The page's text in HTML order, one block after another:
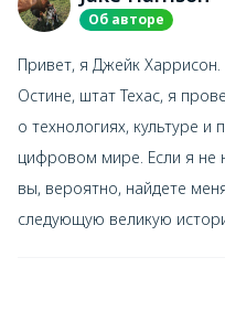
Об авторе
Привет, я Джейк
Остине, штат Техас, я
о технологиях, культуре
цифровом мире. Если я не
вы, вероятно, найдете
следующую великую